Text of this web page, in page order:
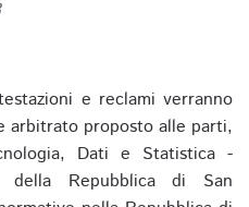
e reclami verranno
arbitrato proposto alle parti,
Dati e Statistica -
della Repubblica di San